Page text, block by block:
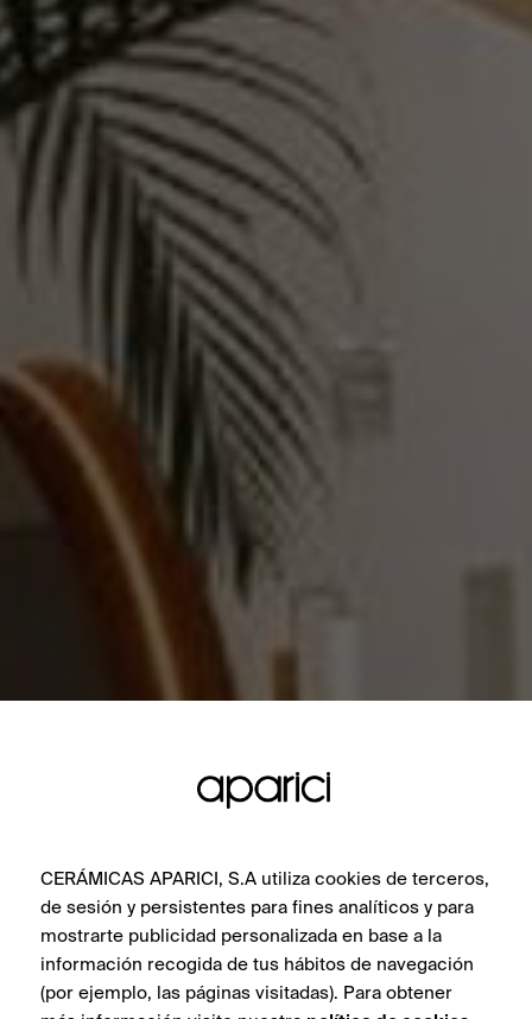
CERÁMICAS APARICI, S.A utiliza cookies de terceros,
de sesión y persistentes para fines analíticos y para
mostrarte publicidad personalizada en base a la
información recogida de tus hábitos de navegación
(por ejemplo, las páginas visitadas). Para obtener